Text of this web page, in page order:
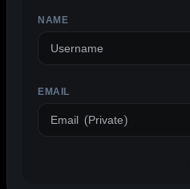
NAME
EMAIL